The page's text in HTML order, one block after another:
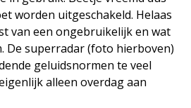
worden uitgeschakeld. Helaas
van een ongebruikelijk en wat
De superradar (foto hierboven)
geluidsnormen te veel
alleen overdag aan